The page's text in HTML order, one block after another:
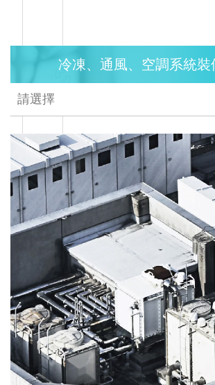
冷凍、通風、空調系統裝